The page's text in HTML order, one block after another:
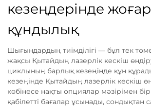
кезеңдерінде
құндылық
Шығындардың тиімділігі — бұл тек
жақсы Қытайдың лазерлік кескіш
циклының барлық кезеңінде құн
кезеңінде Қытайдың лазерлік кескіш
көбінесе нақты опциялар мәзірімен
қабілетті бағалар ұсынады, сондықтан